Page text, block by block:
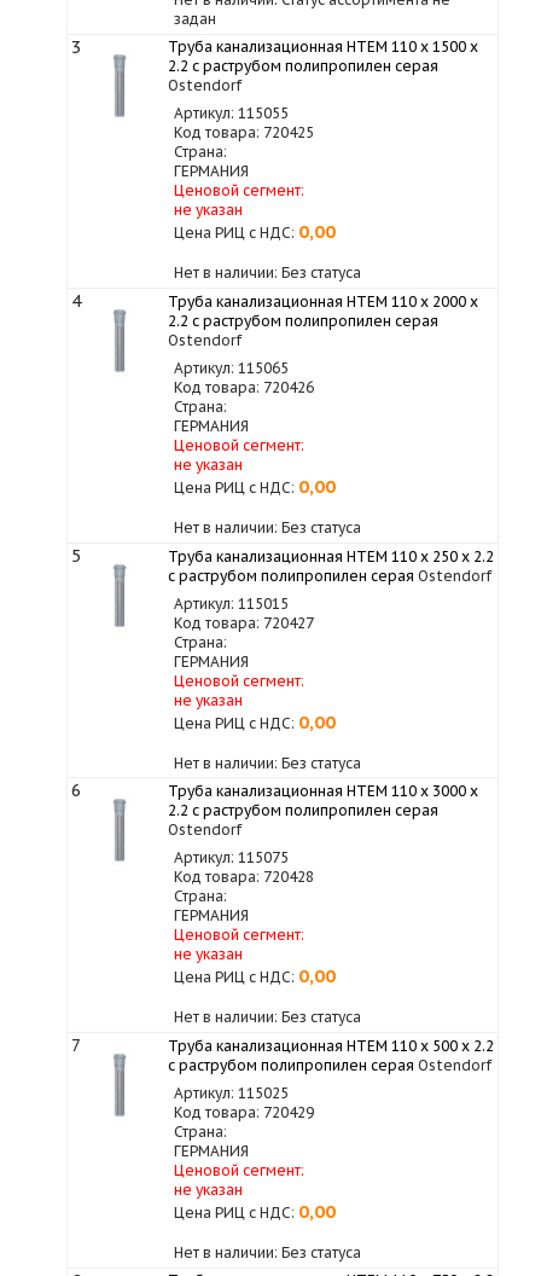
задан
3
Труба канализационная HTEM 110 x 1500 x
2.2 с раструбом полипропилен серая
Ostendorf
Артикул: 115055
Код товара: 720425
Страна:
ГЕРМАНИЯ
Ценовой сегмент:
не указан
Цена РИЦ с НДС: 0,00
Нет в наличии: Без статуса
4
Труба канализационная HTEM 110 x 2000 x
2.2 с раструбом полипропилен серая
Ostendorf
Артикул: 115065
Код товара: 720426
Страна:
ГЕРМАНИЯ
Ценовой сегмент:
не указан
Цена РИЦ с НДС: 0,00
Нет в наличии: Без статуса
5
Труба канализационная HTEM 110 x 250 x 2.2
с раструбом полипропилен серая Ostendorf
Артикул: 115015
Код товара: 720427
Страна:
ГЕРМАНИЯ
Ценовой сегмент:
не указан
Цена РИЦ с НДС: 0,00
Нет в наличии: Без статуса
6
Труба канализационная HTEM 110 x 3000 x
2.2 с раструбом полипропилен серая
Ostendorf
Артикул: 115075
Код товара: 720428
Страна:
ГЕРМАНИЯ
Ценовой сегмент:
не указан
Цена РИЦ с НДС: 0,00
Нет в наличии: Без статуса
7
Труба канализационная HTEM 110 x 500 x 2.2
с раструбом полипропилен серая Ostendorf
Артикул: 115025
Код товара: 720429
Страна:
ГЕРМАНИЯ
Ценовой сегмент:
не указан
Цена РИЦ с НДС: 0,00
Нет в наличии: Без статуса